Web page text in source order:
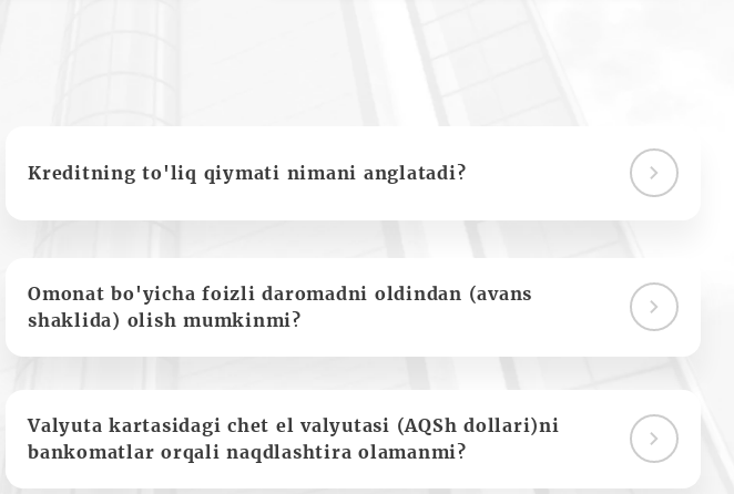
Kreditning to'liq qiymati nimani anglatadi?
Omonat bo'yicha foizli daromadni oldindan (avans
shaklida) olish mumkinmi?
Valyuta kartasidagi chet el valyutasi (AQSh dollari)ni
bankomatlar orqali naqdlashtira olamanmi?